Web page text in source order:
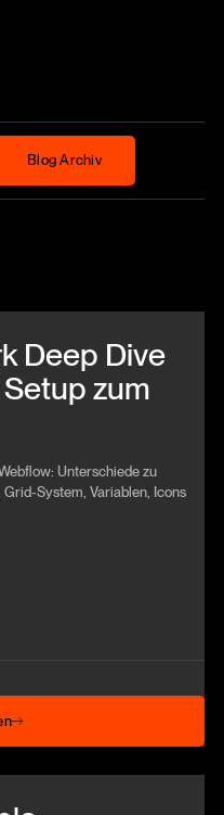
Blog Archiv
Archiv
Deep Dive
zum
Unterschiede zu
System, Variablen, Icons